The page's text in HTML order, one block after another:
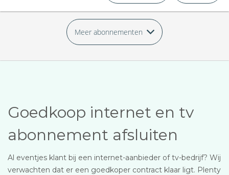
Meer abonnementen
Goedkoop internet en tv
abonnement afsluiten
Al eventjes klant bij een internet-aanbieder of tv-bedrijf? Wij
verwachten dat er een goedkoper contract klaar ligt. Plenty